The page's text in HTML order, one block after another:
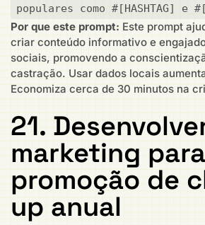
populares como #[HASHTAG] e
Por que este prompt: Este prompt
criar conteúdo informativo e
sociais, promovendo a
castração. Usar dados locais
Economiza cerca de 30 minutos na
21.
marketing para
promoção de
up anual